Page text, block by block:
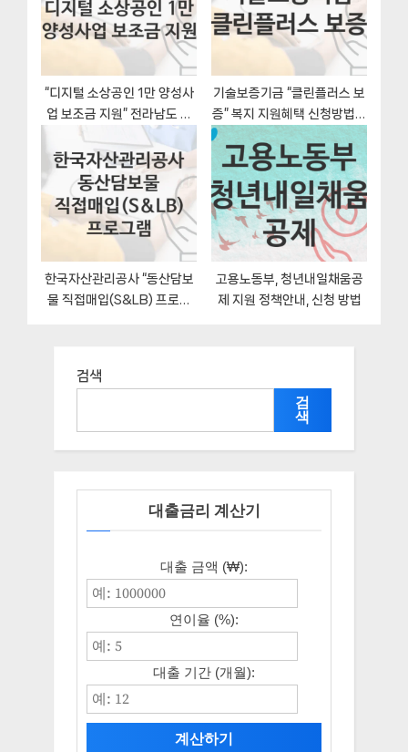
“디지털 소상공인 1만 양성사
업 보조금 지원” 전라남도 보
성군 복지지원혜택 자격조건
과 구비서류
기술보증기금 “클린플러스 보
증” 복지 지원혜택 신청방법과
구비서류
한국자산관리공사 “동산담보
물 직접매입(S&LB) 프로그
고용노동부, 청년내일채움공
제 지원 정책안내, 신청 방법
검색
검
색
대출금리 계산기
대출 금액 (₩):
연이율 (%):
대출 기간 (개월):
계산하기